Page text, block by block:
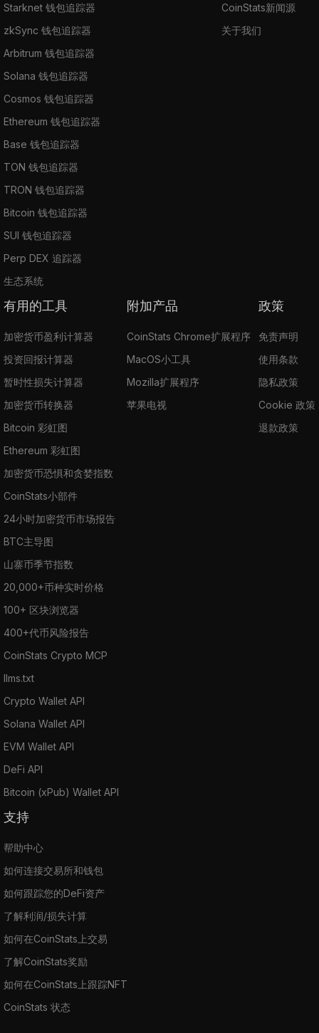
Starknet 钱包追踪器
zkSync 钱包追踪器
Arbitrum 钱包追踪器
Solana 钱包追踪器
Cosmos 钱包追踪器
Ethereum 钱包追踪器
Base 钱包追踪器
TON 钱包追踪器
TRON 钱包追踪器
Bitcoin 钱包追踪器
SUI 钱包追踪器
Perp DEX 追踪器
生态系统
CoinStats新闻源
关于我们
有用的工具
加密货币盈利计算器
投资回报计算器
暂时性损失计算器
加密货币转换器
Bitcoin 彩虹图
Ethereum 彩虹图
加密货币恐惧和贪婪指数
CoinStats小部件
24小时加密货币市场报告
BTC主导图
山寨币季节指数
20,000+币种实时价格
100+ 区块浏览器
400+代币风险报告
CoinStats Crypto MCP
llms.txt
Crypto Wallet API
Solana Wallet API
EVM Wallet API
DeFi API
Bitcoin (xPub) Wallet API
附加产品
CoinStats Chrome扩展程序
MacOS小工具
Mozilla扩展程序
苹果电视
政策
免责声明
使用条款
隐私政策
Cookie 政策
退款政策
支持
帮助中心
如何连接交易所和钱包
如何跟踪您的DeFi资产
了解利润/损失计算
如何在CoinStats上交易
了解CoinStats奖励
如何在CoinStats上跟踪NFT
CoinStats 状态